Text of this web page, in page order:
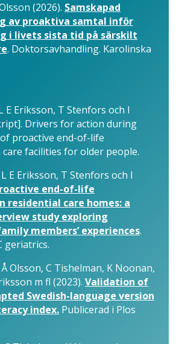
(2026). Samskapad
av proaktiva samtal inför
i livets sista tid på särskilt
. Doktorsavhandling. Karolinska
E Eriksson, T Stenfors och I
Drivers for action during
proactive end-of-life
facilities for older people.
E Eriksson, T Stenfors och I
end-of-life
residential care homes: a
study exploring
members’ experiences.
geriatrics.
Olsson, C Tishelman, K Noonan,
m fl (2023). Validation of
Swedish-language version
index. Publicerad i Plos